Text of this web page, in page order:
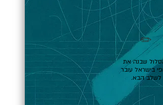
✏️
שבנה את
בישראל עובר
לשלב הבא.